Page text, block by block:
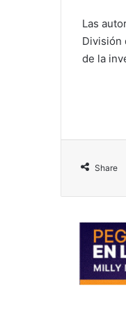
Las
División
de la
Share